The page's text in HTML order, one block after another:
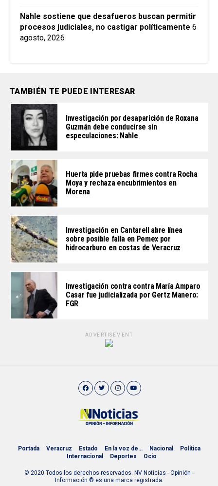
Nahle sostiene que desafueros buscan permitir
procesos judiciales, no castigar políticamente 6
agosto, 2026
TAMBIÉN TE PUEDE INTERESAR
Investigación por desaparición de Roxana
Guzmán debe conducirse sin
especulaciones: Nahle
Huerta pide pruebas firmes contra Rocha
Moya y rechaza encubrimientos en
Morena
Investigación en Cantarell abre línea
sobre posible falla en Pemex por
hidrocarburo en costas de Veracruz
Investigación contra contra María Amparo
Casar fue judicializada por Gertz Manero:
FGR
ADVERTISEMENT
Portada Veracruz Estado En la voz de… Nacional
Política
Internacional
Deportes Ocio
© 2020 Todos los derechos reservados. NV Noticias - Opinión ∙
Información ® es una marca registrada.